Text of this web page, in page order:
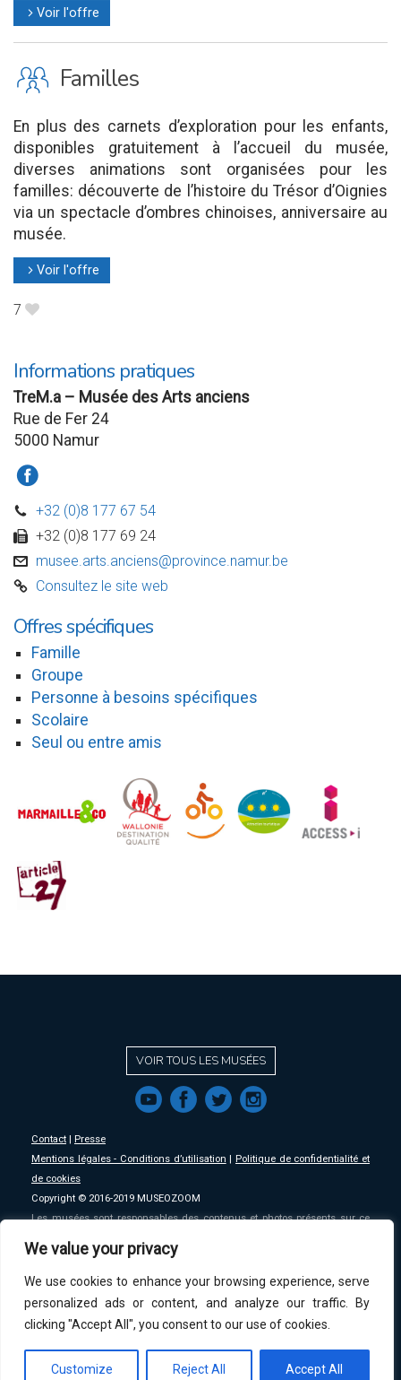
We value your privacy
We use cookies to enhance your browsing experience, serve
personalized ads or content, and analyze our traffic. By
clicking "Accept All", you consent to our use of cookies.
Customize Reject All Accept All
l Voir l'offre
K Familles
En plus des carnets d’exploration pour les enfants,
disponibles gratuitement à l’accueil du musée,
diverses animations sont organisées pour les
familles: découverte de l’histoire du Trésor d’Oignies
via un spectacle d’ombres chinoises, anniversaire au
musée.
l Voir l'offre
7 B
Informations pratiques
TreM.a – Musée des Arts anciens
Rue de Fer 24
5000 Namur
a
D +32 (0)8 177 67 54
w +32 (0)8 177 69 24
v musee.arts.anciens@province.namur.be
C Consultez le site web
Offres spécifiques
Famille
Groupe
Personne à besoins spécifiques
Scolaire
Seul ou entre amis
VOIR TOUS LES MUSÉES
f a b e
Contact | Presse
Mentions légales - Conditions d’utilisation | Politique de confidentialité et
de cookies
Copyright © 2016-2019 MUSEOZOOM
Les musées sont responsables des contenus et photos présents sur ce
An initative ofMSW.